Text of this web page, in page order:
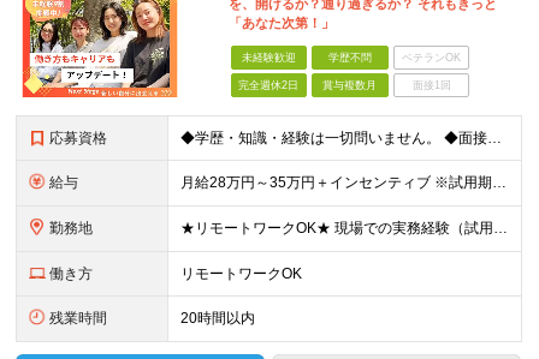
を、開けるか？通り過ぎるか？ それもきっと
「あなた次第！」
未経験歓迎 学歴不問 ベテランOK
完全週休2日 賞与複数月 面接1回
応募資格 ◆学歴・知識・経験は一切問いません。 ◆面接は「履歴書」「実務経験」「スーツ」不要。 「意欲」「人柄」重視の採用です。 やる気のある方を広く受け入れ、 努力や結果に報いる組織を作ります。 ミスマッ
給与 月給28万円～35万円＋インセンティブ ※試用期間3ヶ月（契約社員）：月給23万円 ※時間外手当は別途全額支給します ◎給与にプラスしてもらえる手当・インセンティブ ■通勤費(規定あり) ■業績手
勤務地 ★リモートワークOK★ 現場での実務経験（試用期間含む）12ヶ月後、基準を満たした方は リモート勤務が可能です！ ※成果状況に応じて出社勤務へ変更となる場合があります。 【本社】 東京都中央区銀座1
働き方 リモートワークOK
残業時間 20時間以内